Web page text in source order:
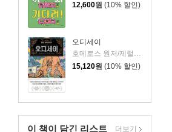
12,600원 (10% 할인)
오디세이
15,120원 (10% 할인)
이 책이 담긴 리스트 더보기